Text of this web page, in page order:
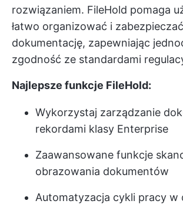
rozwiązaniem. FileHold pomaga
łatwo organizować i zabezpieczać
dokumentację, zapewniając
zgodność ze standardami
Najlepsze funkcje FileHold:
Wykorzystaj zarządzanie
rekordami klasy Enterprise
Zaawansowane funkcje
obrazowania dokumentów
Automatyzacja cykli pracy w